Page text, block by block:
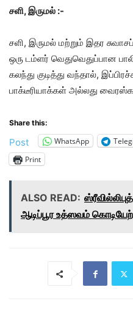
சளி, இருமல் :-
சளி, இருமல் மற்றும் இதர
ஒரு டம்ளர் வெதுவெதுப்பான
கலந்து குடித்து வந்தால்,
பாக்டீரியாக்கள் அல்லது
Share this:
Post WhatsApp
Print
ALSO READ:
ஆடிப்பூர உத்ஸவம்